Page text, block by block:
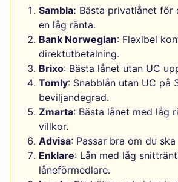
Sambla: Bästa privatlånet för
en låg ränta.
Bank Norwegian: Flexibel
direktutbetalning.
Brixo: Bästa lånet utan UC
Tomly: Snabblån utan UC på
beviljandegrad.
Zmarta: Bästa lånet med låg
villkor.
Advisa: Passar bra om du
Enklare: Lån med låg
låneförmedlare.